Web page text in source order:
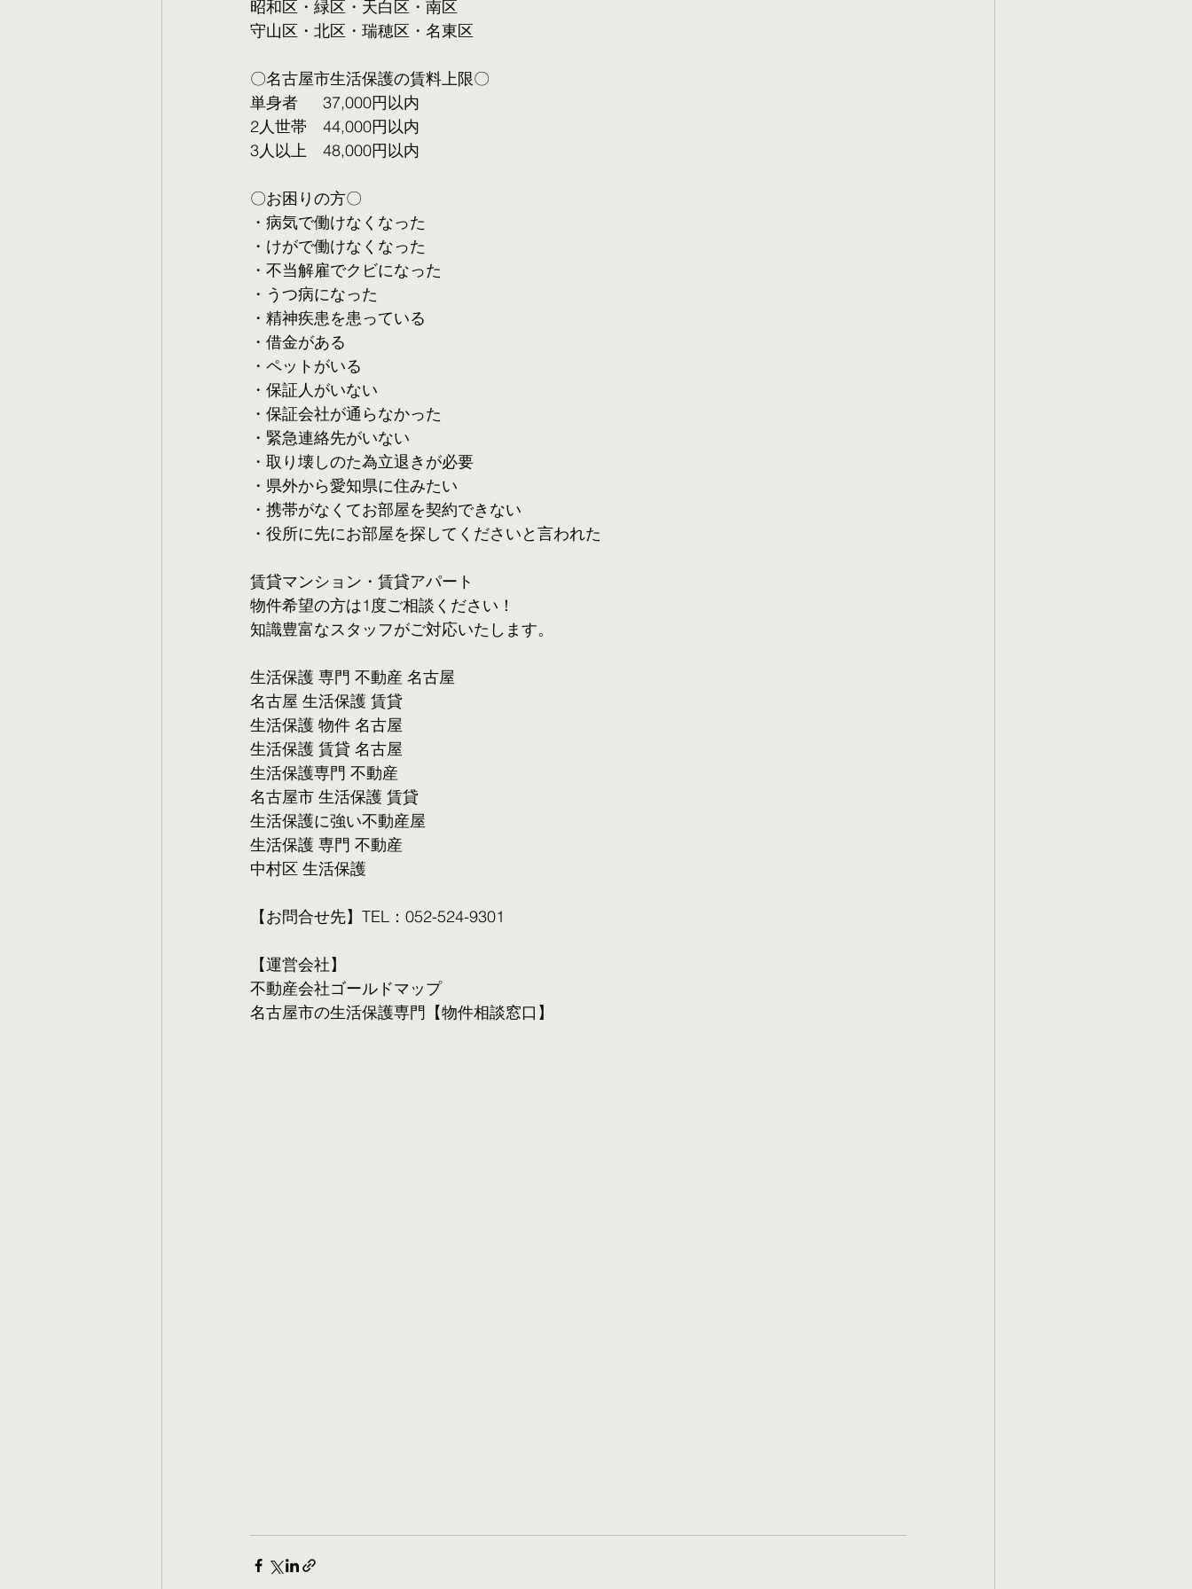
昭和区・緑区・天白区・南区
守山区・北区・瑞穂区・名東区
〇名古屋市生活保護の賃料上限〇
単身者  　37,000円以内
2人世帯　44,000円以内
3人以上　48,000円以内
〇お困りの方〇
・病気で働けなくなった
・けがで働けなくなった
・不当解雇でクビになった
・うつ病になった
・精神疾患を患っている
・借金がある
・ペットがいる
・保証人がいない
・保証会社が通らなかった
・緊急連絡先がいない
・取り壊しのた為立退きが必要
・県外から愛知県に住みたい
・携帯がなくてお部屋を契約できない
・役所に先にお部屋を探してくださいと言われた
賃貸マンション・賃貸アパート
物件希望の方は1度ご相談ください！
知識豊富なスタッフがご対応いたします。
生活保護 専門 不動産 名古屋
名古屋 生活保護 賃貸
生活保護 物件 名古屋
生活保護 賃貸 名古屋
生活保護専門 不動産
名古屋市 生活保護 賃貸
生活保護に強い不動産屋
生活保護 専門 不動産
中村区 生活保護
【お問合せ先】TEL：052-524-9301
【運営会社】
不動産会社ゴールドマップ
名古屋市の生活保護専門【物件相談窓口】